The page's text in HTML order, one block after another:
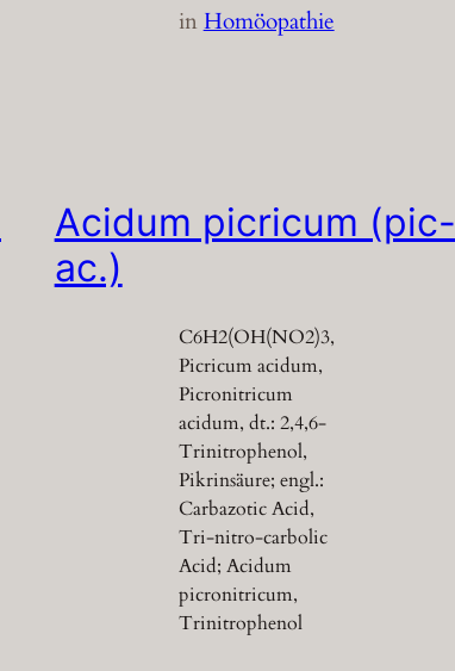
inHomöopathie
Acidum picricum (pic-
ac.)
C6H2(OH(NO2)3,
Picricum acidum,
Picronitricum
acidum, dt.: 2,4,6-
Trinitrophenol,
Pikrinsäure; engl.:
Carbazotic Acid,
Tri-nitro-carbolic
Acid; Acidum
picronitricum,
Trinitrophenol